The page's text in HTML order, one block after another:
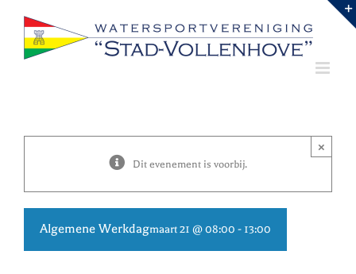
inhoud
Dit evenement is voorbij.
×
Algemene Werkdagmaart 21 @ 08:00 -13:00